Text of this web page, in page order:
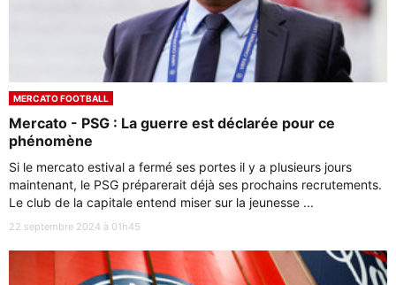
MERCATO FOOTBALL
Mercato - PSG : La guerre est déclarée pour ce
phénomène
Si le mercato estival a fermé ses portes il y a plusieurs jours
maintenant, le PSG préparerait déjà ses prochains recrutements.
Le club de la capitale entend miser sur la jeunesse ...
22 septembre 2024 à 01h45